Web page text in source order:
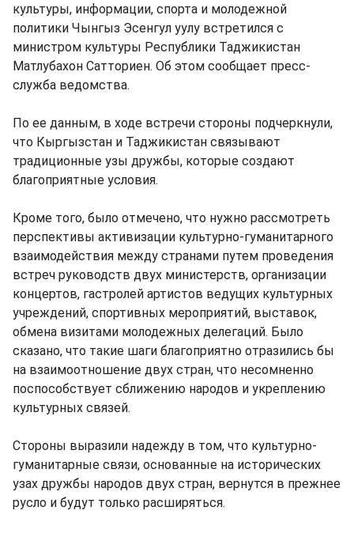
культуры, информации, спорта и молодежной
политики Чынгыз Эсенгул уулу встретился с
министром культуры Республики Таджикистан
Матлубахон Сатториен. Об этом сообщает пресс-
служба ведомства.
По ее данным, в ходе встречи стороны подчеркнули,
что Кыргызстан и Таджикистан связывают
традиционные узы дружбы, которые создают
благоприятные условия.
Кроме того, было отмечено, что нужно рассмотреть
перспективы активизации культурно-гуманитарного
взаимодействия между странами путем проведения
встреч руководств двух министерств, организации
концертов, гастролей артистов ведущих культурных
учреждений, спортивных мероприятий, выставок,
обмена визитами молодежных делегаций. Было
сказано, что такие шаги благоприятно отразились бы
на взаимоотношение двух стран, что несомненно
поспособствует сближению народов и укреплению
культурных связей.
Стороны выразили надежду в том, что культурно-
гуманитарные связи, основанные на исторических
узах дружбы народов двух стран, вернутся в прежнее
русло и будут только расширяться.